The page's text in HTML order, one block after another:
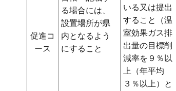
る場合には、
設置場所が県
内となるよう
にすること
促進コ
ース
いる又は提出
すること（温
室効果ガス排
出量の目標削
減率を９％以
上（年平均
３％以上）と